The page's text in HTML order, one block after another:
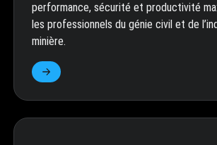
performance, sécurité et productivité
les professionnels du génie civil et de
minière.